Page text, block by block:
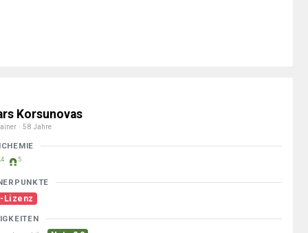
Korsunovas
· 58 Jahre
4 5
Lizenz